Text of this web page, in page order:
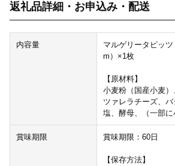
返礼品詳細・お申込み・配送
内容量
マルゲリータピッ
m）×1枚
【原材料】
小麦粉（国産小麦
ツァレラチーズ、バ
塩、酵母、（一部に
賞味期限 賞味期限：60日
【保存方法】